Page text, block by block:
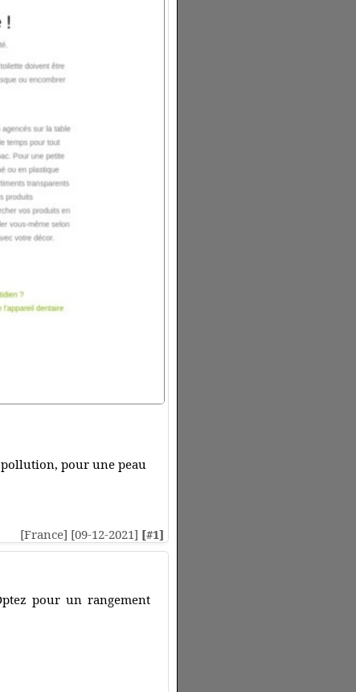
pour une peau
[France] [09-12-2021] [#1]
pour un rangement